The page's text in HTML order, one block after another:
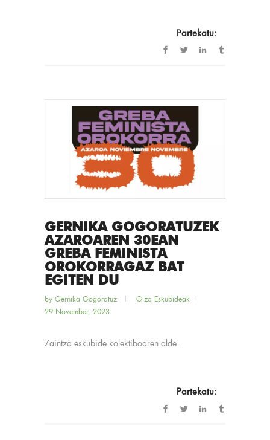
Partekatu:
GERNIKA GOGORATUZEK
AZAROAREN 30EAN
GREBA FEMINISTA
OROKORRAGAZ BAT
EGITEN DU
by Gernika Gogoratuz
Giza Eskubideak
29 November, 2023
Zaintza eskubide kolektiboaren alde...
Partekatu: